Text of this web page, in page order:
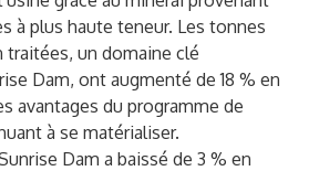
à plus haute teneur. Les tonnes
traitées, un domaine clé
Dam, ont augmenté de 18 % en
avantages du programme de
à se matérialiser.
Dam a baissé de 3 % en